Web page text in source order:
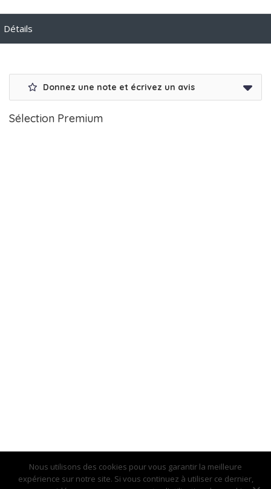
Détails
Donnez une note et écrivez un avis
Sélection Premium
Nous utilisons des cookies pour vous garantir la meilleure
expérience sur notre site. Si vous continuez à utiliser ce dernier,